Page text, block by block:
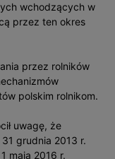
wchodzących w
przez ten okres
przez rolników
polskim rolnikom.
uwagę, że
grudnia 2013 r.
maja 2016 r.